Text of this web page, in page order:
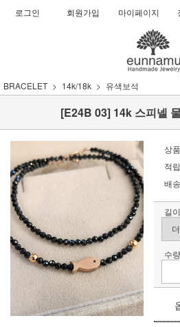
로그인 회원가입 마이페이지
BRACELET 14k/18k 유색보석
[E24B 03] 14k 스피넬
상
적
배
길
수량